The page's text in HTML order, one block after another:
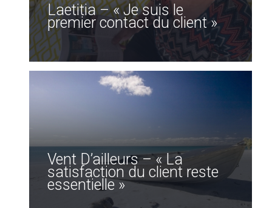
Laetitia – « Je suis le
premier contact du client »
Vent D’ailleurs – « La
satisfaction du client reste
essentielle »